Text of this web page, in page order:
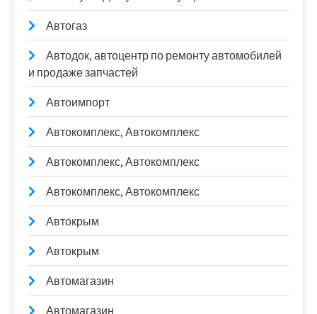
Автогаз
Автодок, автоцентр по ремонту автомобилей
и продаже запчастей
Автоимпорт
Автокомплекс, Автокомплекс
Автокомплекс, Автокомплекс
Автокомплекс, Автокомплекс
Автокрым
Автокрым
Автомагазин
Автомагазин